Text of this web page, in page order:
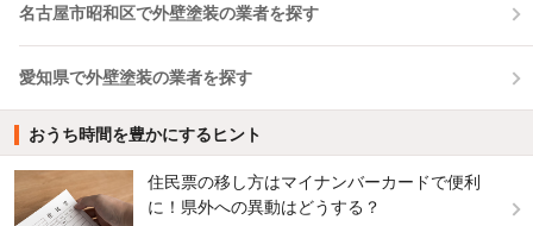
名古屋市昭和区で外壁塗装の業者を探す
愛知県で外壁塗装の業者を探す
おうち時間を豊かにするヒント
住民票の移し方はマイナンバーカードで便利
に！県外への異動はどうする？